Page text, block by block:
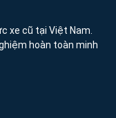
xe cũ tại Việt Nam.
hoàn toàn minh